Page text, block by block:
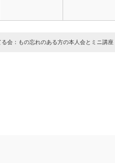
る会：もの忘れのある方の本人会とミニ講座